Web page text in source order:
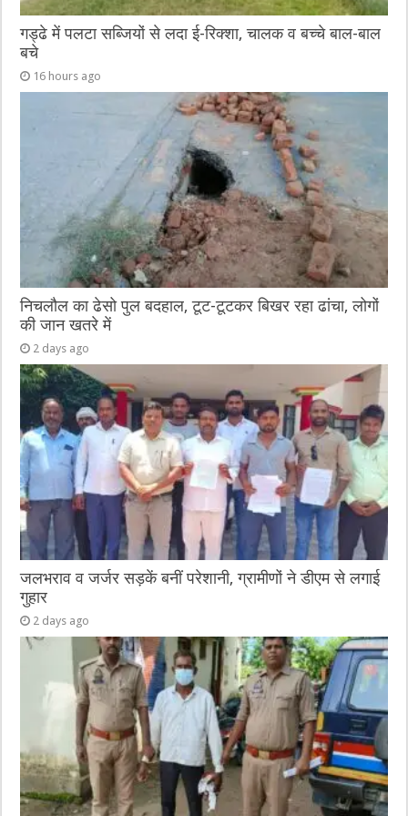
गड्ढे में पलटा सब्जियों से लदा ई-रिक्शा, चालक व बच्चे बाल-बाल
बचे
16 hours ago
निचलौल का ढेसो पुल बदहाल, टूट-टूटकर बिखर रहा ढांचा, लोगों
की जान खतरे में
2 days ago
जलभराव व जर्जर सड़कें बनीं परेशानी, ग्रामीणों ने डीएम से लगाई
गुहार
2 days ago